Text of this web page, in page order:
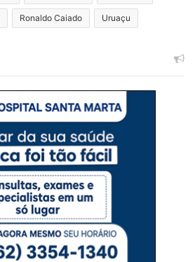
Ronaldo Caiado Uruaçu